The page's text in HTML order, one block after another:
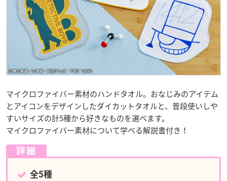
マイクロファイバー素材のハンドタオル。おなじみのアイテム
とアイコンをデザインしたダイカットタオルと、普段使いしや
すいサイズの計5種から好きなものを選べます。
マイクロファイバー素材について学べる解説書付き！
詳細
全5種